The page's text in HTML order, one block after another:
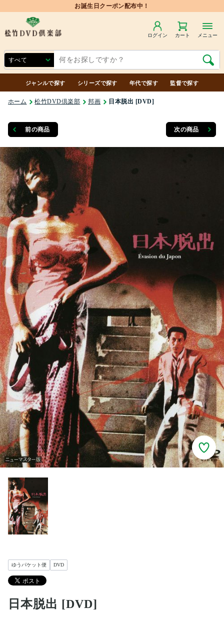
お誕生日クーポン配布中！
ログイン カート メニュー
ジャンルで探す シリーズで探す 年代で探す 監督で探す
ホーム 松竹DVD倶楽部 邦画 日本脱出 [DVD]
前の商品 次の商品
ゆうパケット便 DVD
日本脱出 [DVD]